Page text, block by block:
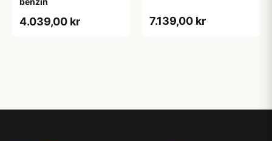
4.039,00 kr 7.139,00 kr